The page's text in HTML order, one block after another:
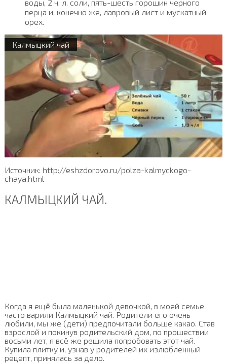
воды, 2 ч. л. соли, пять-шесть горошин черного
перца и, конечно же, лавровый лист и мускатный
орех.
Калмыцкий чай
Источник: http://eshzdorovo.ru/polza-kalmyckogo-
chaya.html
КАЛМЫЦКИЙ ЧАЙ.
Когда я ещё была маленькой девочкой, в моей семье
часто варили Калмыцкий чай. Родители его очень
любили, мы же (дети) предпочитали больше какао. Став
взрослой и покинув родительский дом, по прошествии
восьми лет, я всё же решила попробовать этот чай.
Купила плитку и, узнав у родителей их излюбленный
рецепт, принялась за дело.